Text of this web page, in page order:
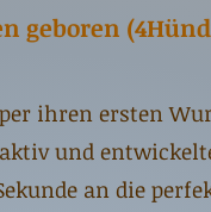
geboren
ihren ersten
und
an die